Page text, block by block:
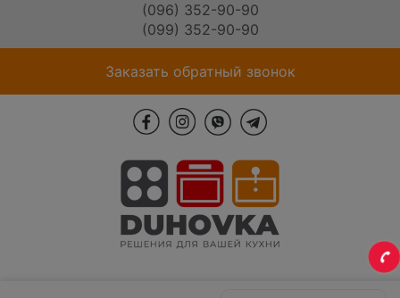
(096) 352-90-90
(099) 352-90-90
Заказать обратный звонок